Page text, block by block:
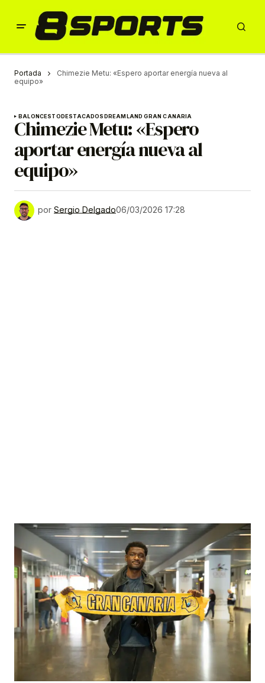
Portada
Chimezie Metu: «Espero aportar energía nueva al
equipo»
BALONCESTODESTACADOSDREAMLAND GRAN CANARIA
Chimezie Metu: «Espero
aportar energía nueva al
equipo»
por Sergio Delgado06/03/2026 17:28